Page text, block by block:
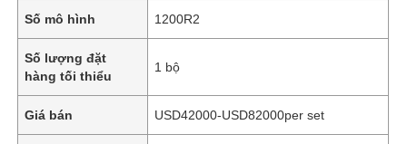
Số mô hình 1200R2
Số lượng đặt
hàng tối thiểu
1 bộ
Giá bán USD42000-USD82000per set